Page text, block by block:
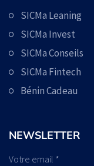
SICMa Leaning
SICMa Invest
SICMa Conseils
SICMa Fintech
Bénin Cadeau
NEWSLETTER